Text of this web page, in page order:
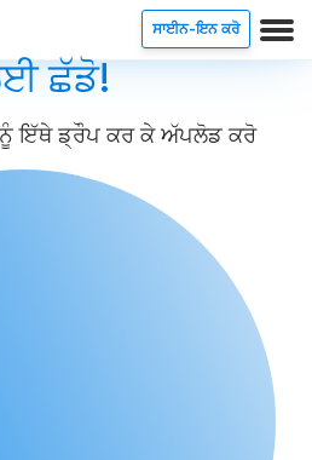
ਸਾਈਨ-ਇਨ ਕਰੋ
ਛੱਡੋ!
ਇੱਥੇ ਡ੍ਰੌਪ ਕਰ ਕੇ ਅੱਪਲੋਡ ਕਰੋ